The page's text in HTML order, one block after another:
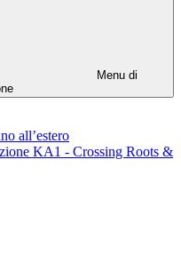
Menu di
all’estero
KA1 - Crossing Roots &